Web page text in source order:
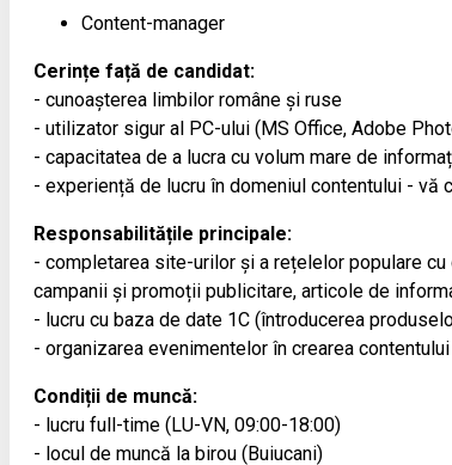
Content-manager
Cerințe față de candidat:
- cunoașterea limbilor române și ruse
- utilizator sigur al PC-ului (MS Office, Adobe
- capacitatea de a lucra cu volum mare de
- experiență de lucru în domeniul contentului - vă
Responsabilitățile principale:
- completarea site-urilor și a rețelelor populare
campanii și promoții publicitare, articole de
- lucru cu baza de date 1С (întroducerea
- organizarea evenimentelor în crearea
Condiții de muncă:
- lucru full-time (LU-VN, 09:00-18:00)
- locul de muncă la birou (Buiucani)